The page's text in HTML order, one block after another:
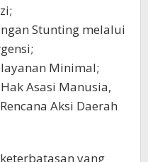
Stunting melalui
Minimal;
Asasi Manusia,
Aksi Daerah
yang